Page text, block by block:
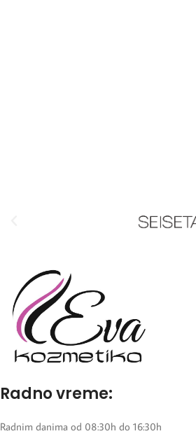
Radno vreme:
Radnim danima od 08:30h do 16:30h